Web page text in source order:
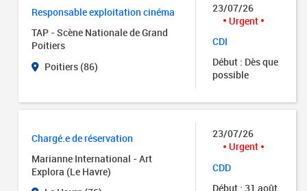
Responsable exploitation cinéma
TAP - Scène Nationale de Grand
Poitiers
Poitiers (86)
23/07/26
Urgent
CDI
Début : Dès que
possible
Chargé.e de réservation
Marianne International - Art
Explora (Le Havre)
23/07/26
Urgent
CDD
Début : 31 août